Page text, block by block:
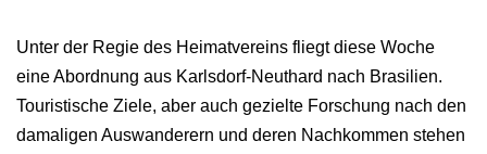
Unter der Regie des Heimatvereins fliegt diese Woche
eine Abordnung aus Karlsdorf-Neuthard nach Brasilien.
Touristische Ziele, aber auch gezielte Forschung nach den
damaligen Auswanderern und deren Nachkommen stehen